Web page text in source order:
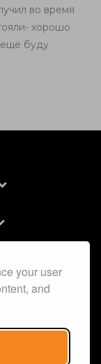
your user
and
во время
хорошо
буду